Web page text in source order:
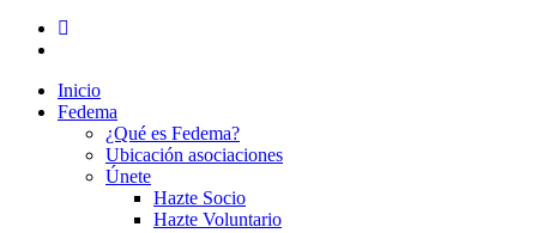
Inicio
Fedema
¿Qué es Fedema?
Ubicación asociaciones
Únete
Hazte Socio
Hazte Voluntario